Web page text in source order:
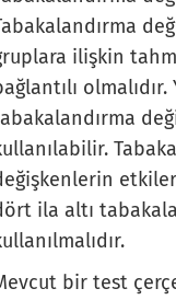
ilişkin
ila altı
bir test